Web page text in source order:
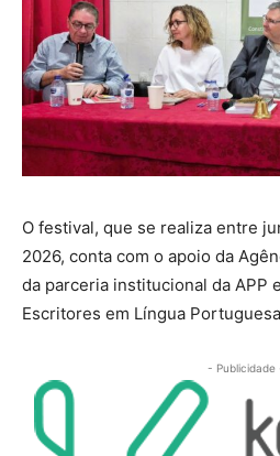
O festival, que se realiza entre
2026, conta com o apoio da
da parceria institucional da APP
Escritores em Língua
- Publicidade